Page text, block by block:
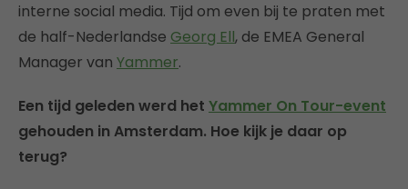
interne social media. Tijd om even bij te praten met
de half-Nederlandse Georg Ell, de EMEA General
Manager van Yammer.
Een tijd geleden werd het Yammer On Tour-event
gehouden in Amsterdam. Hoe kijk je daar op
terug?